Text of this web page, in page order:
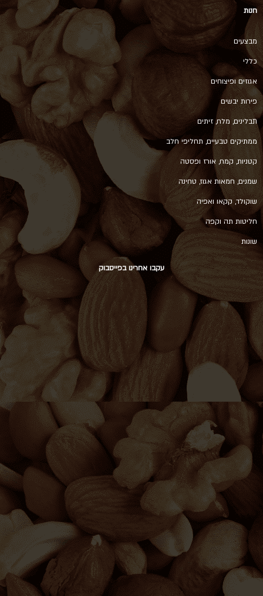
חנות
מבצעים
כללי
אגוזים ופיצוחים
פירות יבשים
תבלינים, מלח, זיתים
ממתיקים טבעיים, תחליפי חלב
קטניות, קמח, אורז ופסטה
שמנים, חמאות אגוז, טחינה
שוקולד, קקאו ואפיה
חליטות תה וקפה
שונות
עקבו אחרינו בפייסבוק